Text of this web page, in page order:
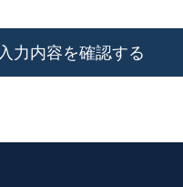
入力内容を確認する